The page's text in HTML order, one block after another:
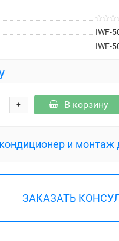
IWF-
IWF-
+ В корзину
и монтаж
ЗАКАЗАТЬ